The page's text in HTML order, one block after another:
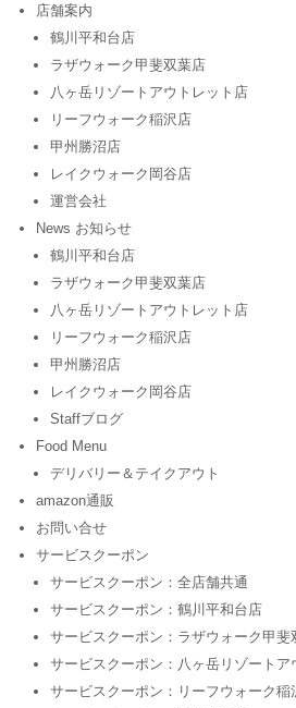
店舗案内
鶴川平和台店
ラザウォーク甲斐双葉店
八ヶ岳リゾートアウトレット店
リーフウォーク稲沢店
甲州勝沼店
レイクウォーク岡谷店
運営会社
News お知らせ
鶴川平和台店
ラザウォーク甲斐双葉店
八ヶ岳リゾートアウトレット店
リーフウォーク稲沢店
甲州勝沼店
レイクウォーク岡谷店
Staffブログ
Food Menu
デリバリー＆テイクアウト
amazon通販
お問い合せ
サービスクーポン
サービスクーポン：全店舗共通
サービスクーポン：鶴川平和台店
サービスクーポン：ラザウォーク甲斐
サービスクーポン：八ヶ岳リゾートア
サービスクーポン：リーフウォーク稲